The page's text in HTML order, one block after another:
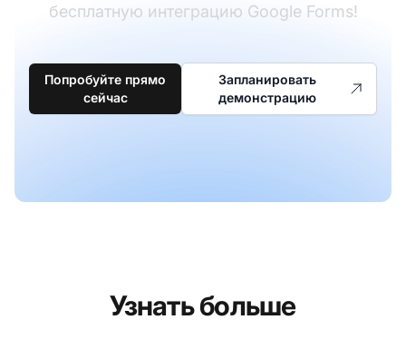
бесплатную интеграцию Google Forms!
Попробуйте прямо
сейчас
Запланировать
демонстрацию
Узнать больше